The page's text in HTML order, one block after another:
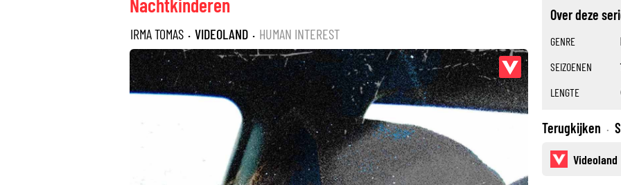
Nachtkinderen
IRMA TOMAS · VIDEOLAND · HUMAN INTEREST
Over deze
GENRE
SEIZOENEN
LENGTE
Terugkijken ·
Videoland